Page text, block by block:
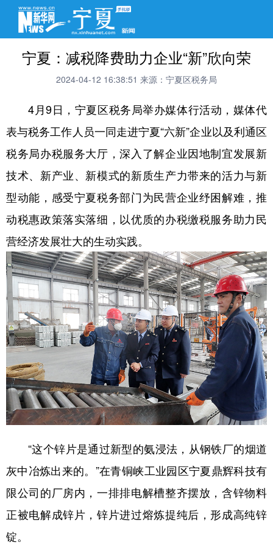
宁夏：减税降费助力企业“新”欣向荣
2024-04-12 16:38:51 来源：宁夏区税务局
4月9日，宁夏区税务局举办媒体行活动，媒体代
表与税务工作人员一同走进宁夏“六新”企业以及利通区
税务局办税服务大厅，深入了解企业因地制宜发展新
技术、新产业、新模式的新质生产力带来的活力与新
型动能，感受宁夏税务部门为民营企业纾困解难，推
动税惠政策落实落细，以优质的办税缴税服务助力民
营经济发展壮大的生动实践。
“这个锌片是通过新型的氨浸法，从钢铁厂的烟道
灰中冶炼出来的。”在青铜峡工业园区宁夏鼎辉科技有
限公司的厂房内，一排排电解槽整齐摆放，含锌物料
正被电解成锌片，锌片进过熔炼提纯后，形成高纯锌
锭。